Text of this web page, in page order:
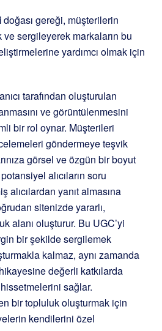
doğası gereği, müşterilerin
sergileyerek markaların bu
yardımcı olmak için
tarafından oluşturulan
ve görüntülenmesini
bir rol oynar. Müşterileri
göndermeye teşvik
görsel ve özgün bir boyut
alıcıların soru
alıcılardan yanıt almasına
sitenizde yararlı,
alanı oluşturur. Bu UGC’yi
bir şekilde sergilemek
kalmaz, aynı zamanda
değerli katkılarda
sağlar.
bir topluluk oluşturmak için
kendilerini özel